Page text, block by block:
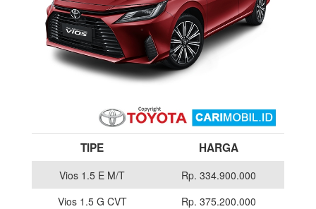
TIPE HARGA
Vios 1.5 E M/T
Rp. 334.900.000
Vios 1.5 G CVT
Rp. 375.200.000